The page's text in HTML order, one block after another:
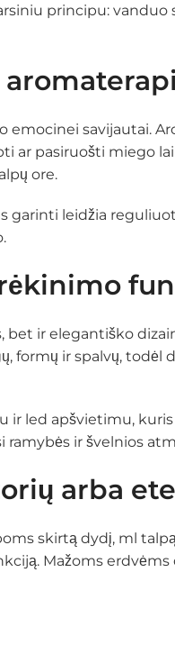
principu: vanduo
emocinei savijautai.
ar pasiruošti miego
ore.
garinti leidžia
bet ir elegantiško
formų ir spalvų,
led apšvietimu,
ir švelnios
arba
skirtą dydį, ml
Mažoms